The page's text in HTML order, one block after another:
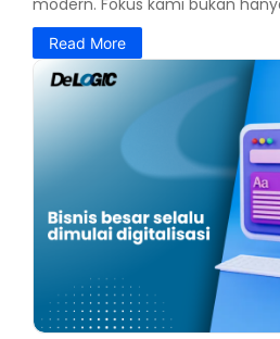
modern. Fokus kami bukan
Read More